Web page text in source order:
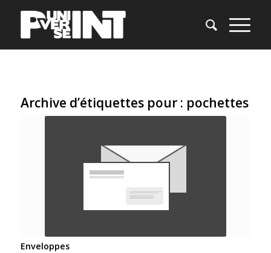
Archive d’étiquettes pour : pochettes
Enveloppes